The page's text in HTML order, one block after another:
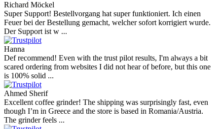
Richard Möckel
Super Support! Bestellvorgang hat super funktioniert. Ich einen
Feuer bei der Bestellung gemacht, welcher sofort korrigiert wurde.
Der Support ist w ...
Hanna
Def recommend! Even with the trust pilot results, I'm always a bit
scared ordering from websites I did not hear of before, but this one
is 100% solid ...
Ahmed Sherif
Excellent coffee grinder! The shipping was surprisingly fast, even
though I’m in Greece and the store is based in Romania/Austria.
The grinder feels ...